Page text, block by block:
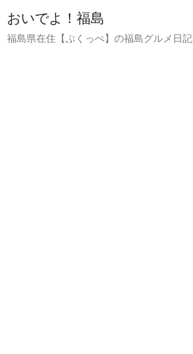
おいでよ！福島
福島県在住【ぷくっぺ】の福島グルメ日記